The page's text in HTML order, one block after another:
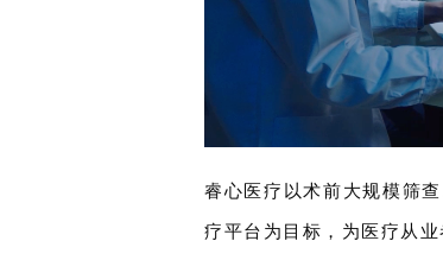
睿心医疗以术前大规模筛
疗平台为目标，为医疗从业